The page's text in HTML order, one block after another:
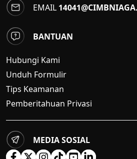
EMAIL
BANTUAN
Hubungi Kami
Unduh Formulir
Tips Keamanan
Pemberitahuan Privasi
MEDIA SOSIAL